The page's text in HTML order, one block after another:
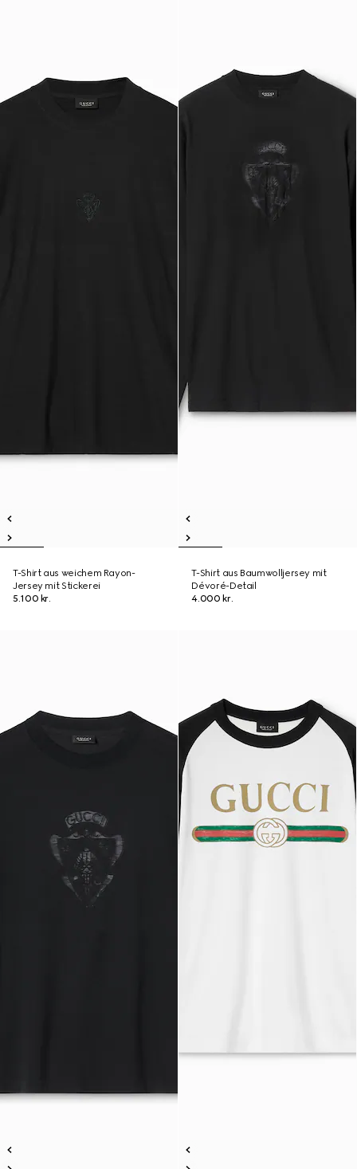
T-Shirt aus weichem Rayon-
Jersey mit Stickerei
5.100 kr.
T-Shirt aus Baumwolljersey mit
Dévoré-Detail
4.000 kr.